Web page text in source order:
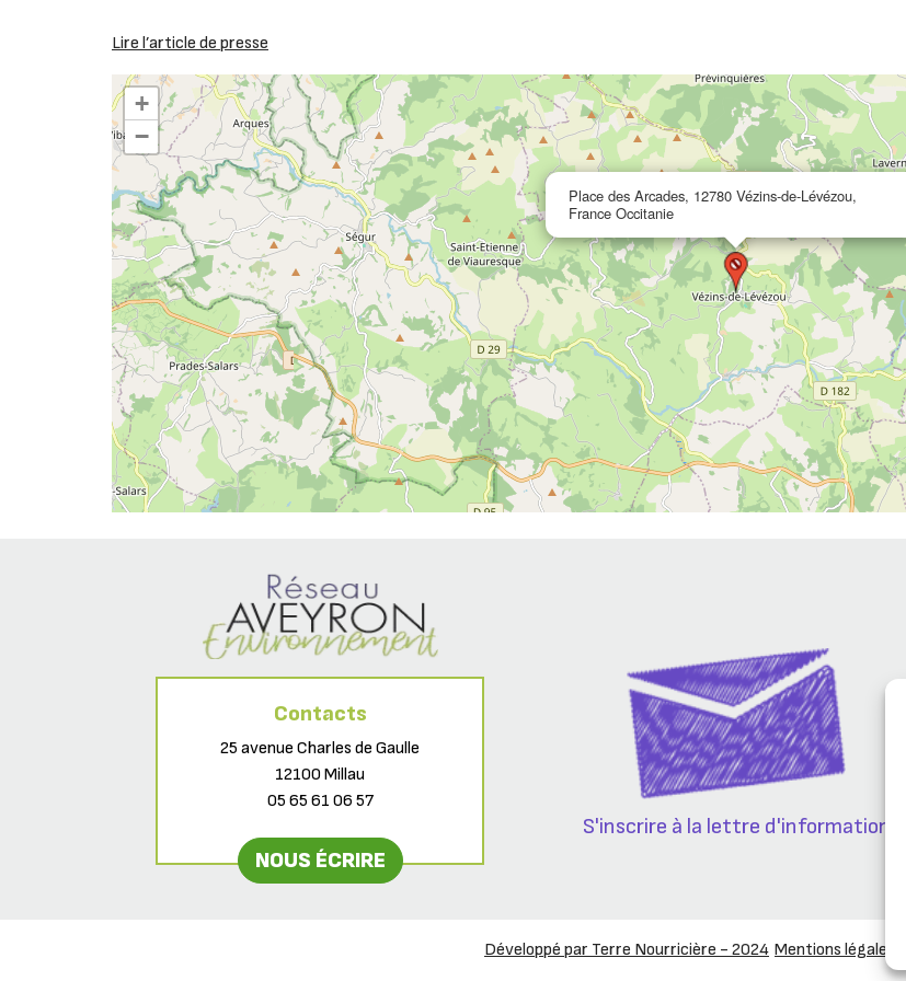
Lire l’article de presse
Place des Arcades, 12780 Vézins-de-Lévézou,
France Occitanie
+
−
Contacts
25 avenue Charles de Gaulle
12100 Millau
05 65 61 06 57
NOUS ÉCRIRE
S'inscrire à la lettre d'information
Développé par Terre Nourricière - 2024 Mentions légales